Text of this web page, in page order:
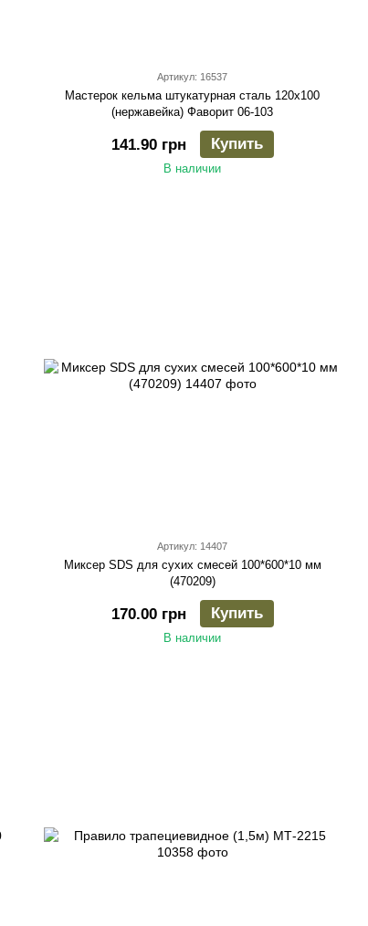
Артикул: 16537
Мастерок кельма штукатурная сталь 120х100
(нержавейка) Фаворит 06-103
141.90 грн Купить
В наличии
Артикул: 14407
Миксер SDS для сухих смесей 100*600*10 мм
(470209)
170.00 грн Купить
В наличии